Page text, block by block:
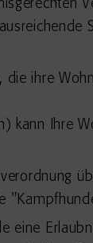
ihre
kann Ihre
eine